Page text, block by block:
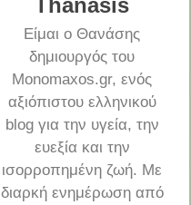
Είμαι ο Θανάσης
δημιουργός του
Monomaxos.gr, ενός
αξιόπιστου ελληνικού
blog για την υγεία, την
ευεξία και την
ισορροπημένη ζωή. Με
διαρκή ενημέρωση από